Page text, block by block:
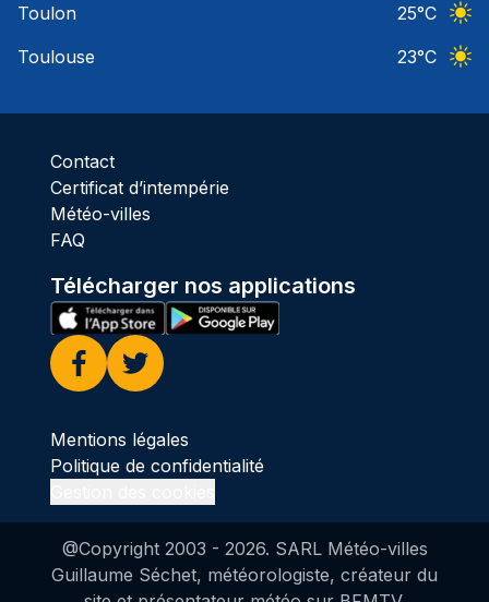
Toulon
25°C
Toulouse
23°C
Contact
Certificat d’intempérie
Météo-villes
FAQ
Télécharger nos applications
Facebook
Twitter
Mentions légales
Politique de confidentialité
@Copyright 2003 - 2026. SARL Météo-villes
Guillaume Séchet, météorologiste, créateur du